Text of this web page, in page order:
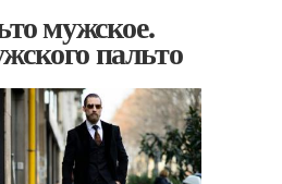
мужское.
пальто